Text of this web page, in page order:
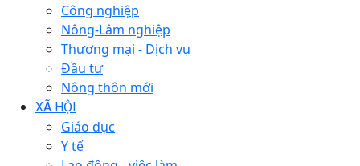
Công nghiệp
Nông-Lâm nghiệp
Thương mại - Dịch vụ
Đầu tư
Nông thôn mới
XÃ HỘI
Giáo dục
Y tế